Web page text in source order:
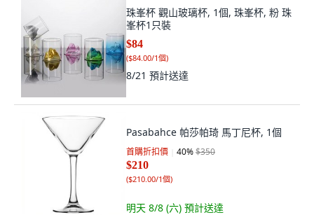
珠峯杯 觀山玻璃杯, 1個, 珠峯杯, 粉 珠
峯杯1只裝
$84
($84.00/1個)
8/21 預計送達
Pasabahce 帕莎帕琦 馬丁尼杯, 1個
首購折扣價 40%$350
$210
($210.00/1個)
明天 8/8 (六) 預計送達